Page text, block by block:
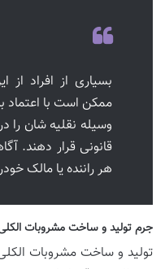
بسیاری از افراد
ممکن است با اعتماد
وسیله نقلیه شان
قانونی قرار دهند.
هر راننده یا مالک
جرم تولید و ساخت مشروبات
تولید و ساخت مشروبات